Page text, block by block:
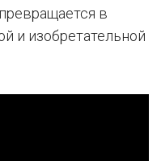
в
и изобретательной